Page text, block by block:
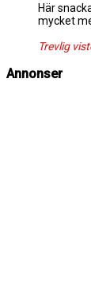
Här
mycket
Trevlig
Annonser